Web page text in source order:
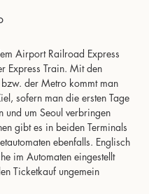
Airport Railroad Express
Express Train. Mit den
bzw. der Metro kommt man
sofern man die ersten Tage
und um Seoul verbringen
gibt es in beiden Terminals
ebenfalls. Englisch
im Automaten eingestellt
Ticketkauf ungemein